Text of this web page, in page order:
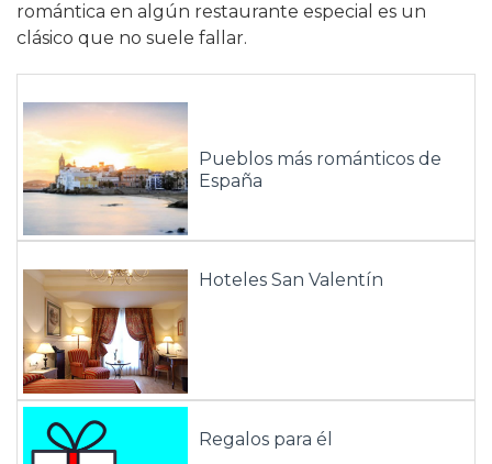
romántica en algún restaurante especial es un
clásico que no suele fallar.
Pueblos más románticos de
España
Hoteles San Valentín
Regalos para él